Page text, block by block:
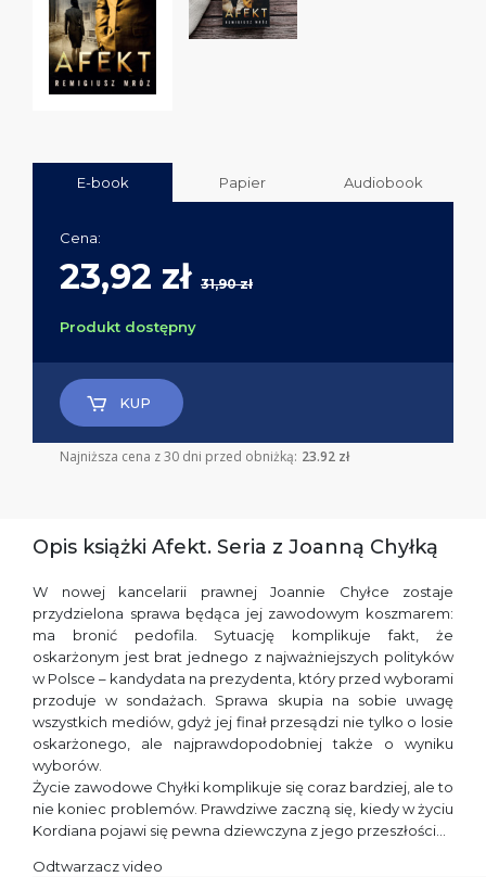
E-book Papier Audiobook
Cena:
23,92 zł 31,90 zł
Produkt dostępny
KUP
Najniższa cena z 30 dni przed obniżką: 23.92 zł
Opis książki Afekt. Seria z Joanną Chyłką
W nowej kancelarii prawnej Joannie Chyłce zostaje
przydzielona sprawa będąca jej zawodowym koszmarem:
ma bronić pedofila. Sytuację komplikuje fakt, że
oskarżonym jest brat jednego z najważniejszych polityków
w Polsce – kandydata na prezydenta, który przed wyborami
przoduje w sondażach. Sprawa skupia na sobie uwagę
wszystkich mediów, gdyż jej finał przesądzi nie tylko o losie
oskarżonego, ale najprawdopodobniej także o wyniku
wyborów.
Życie zawodowe Chyłki komplikuje się coraz bardziej, ale to
nie koniec problemów. Prawdziwe zaczną się, kiedy w życiu
Kordiana pojawi się pewna dziewczyna z jego przeszłości…
Odtwarzacz video